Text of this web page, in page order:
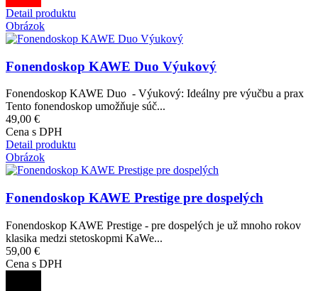
Detail produktu
Obrázok
Fonendoskop KAWE Duo Výukový
Fonendoskop KAWE Duo - Výukový: Ideálny pre výučbu a prax
Tento fonendoskop umožňuje súč...
49,00 €
Cena s DPH
Detail produktu
Obrázok
Fonendoskop KAWE Prestige pre dospelých
Fonendoskop KAWE Prestige - pre dospelých je už mnoho rokov
klasika medzi stetoskopmi KaWe...
59,00 €
Cena s DPH